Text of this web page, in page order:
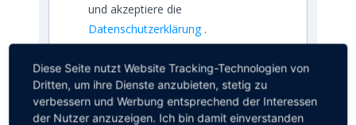
und akzeptiere die
Datenschutzerklärung.
Um sicherzugehen, dass Sie diesen
Newsletter abonnieren wollen, erhalten
Sie von uns eine eMail mit einem Link zur
Bestätigung. Ihre eMail-Adresse wird
Diese Seite nutzt Website Tracking-Technologien von
Dritten, um ihre Dienste anzubieten, stetig zu
verbessern und Werbung entsprechend der Interessen
der Nutzer anzuzeigen. Ich bin damit einverstanden